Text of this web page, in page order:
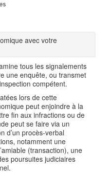
avec votre
tous les signalements
une enquête, ou transmet
compétent.
lors de cette
peut enjoindre à la
fin aux infractions ou de
peut se faire via un
d’un procès-verbal
notamment une
(transaction), une
poursuites judiciaires